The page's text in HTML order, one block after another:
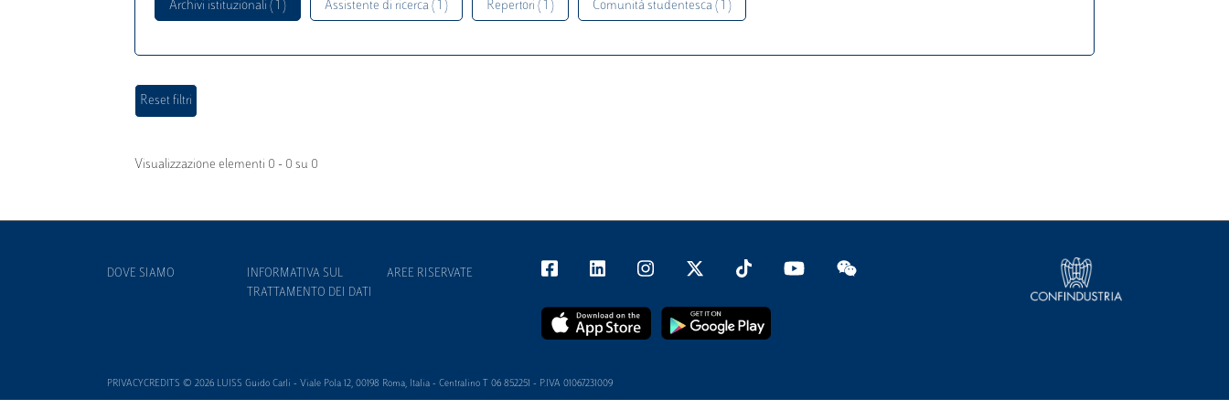
Archivi istituzionali ( 1 ) Assistente di ricerca ( 1 ) Repertori ( 1 ) Comunità studentesca ( 1 )
Visualizzazione elementi 0 - 0 su 0
DOVE SIAMO
INFORMATIVA SUL
TRATTAMENTO DEI DATI
AREE RISERVATE
PRIVACYCREDITS © 2026 LUISS Guido Carli - Viale Pola 12, 00198 Roma, Italia - Centralino T 06 852251 - P.IVA 01067231009